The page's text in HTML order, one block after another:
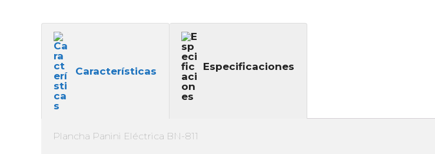
Características Especificaciones
Plancha Panini Eléctrica BN-811